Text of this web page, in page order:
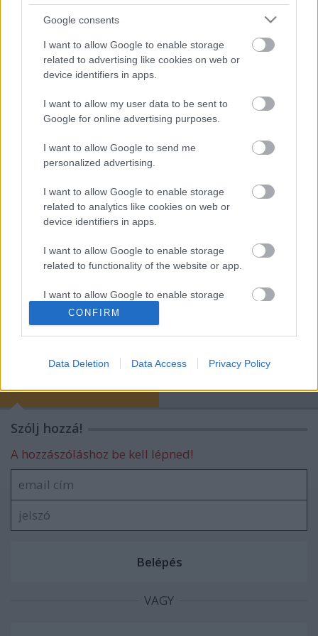
Google consents
I want to allow Google to enable storage
related to advertising like cookies on web or
device identifiers in apps.
I want to allow my user data to be sent to
Google for online advertising purposes.
I want to allow Google to send me
personalized advertising.
I want to allow Google to enable storage
related to analytics like cookies on web or
device identifiers in apps.
I want to allow Google to enable storage
related to functionality of the website or app.
I want to allow Google to enable storage
related to personalization.
I want to allow Google to enable storage
functionality and fraud prevention, and other
CONFIRM
Data Deletion Data Access Privacy Policy
Megszűnik az egyik hazai, romantikus
sorozatokat vetítő tévécsatorna
Good Doctor)
Szinkronhangok: Ne aggódj, a maffia
csak nyáron öl (La mafia uccide solo
A szultána sztárjának új török sorozata
debütál hazánkban
Szólj hozzá!
A hozzászóláshoz be kell lépned!
VAGY